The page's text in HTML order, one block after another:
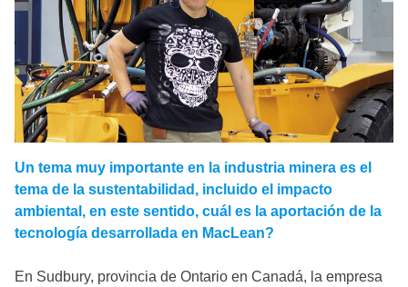
Un tema muy importante en la industria minera es el
tema de la sustentabilidad, incluido el impacto
ambiental, en este sentido, cuál es la aportación de la
tecnología desarrollada en MacLean?
En Sudbury, provincia de Ontario en Canadá, la empresa